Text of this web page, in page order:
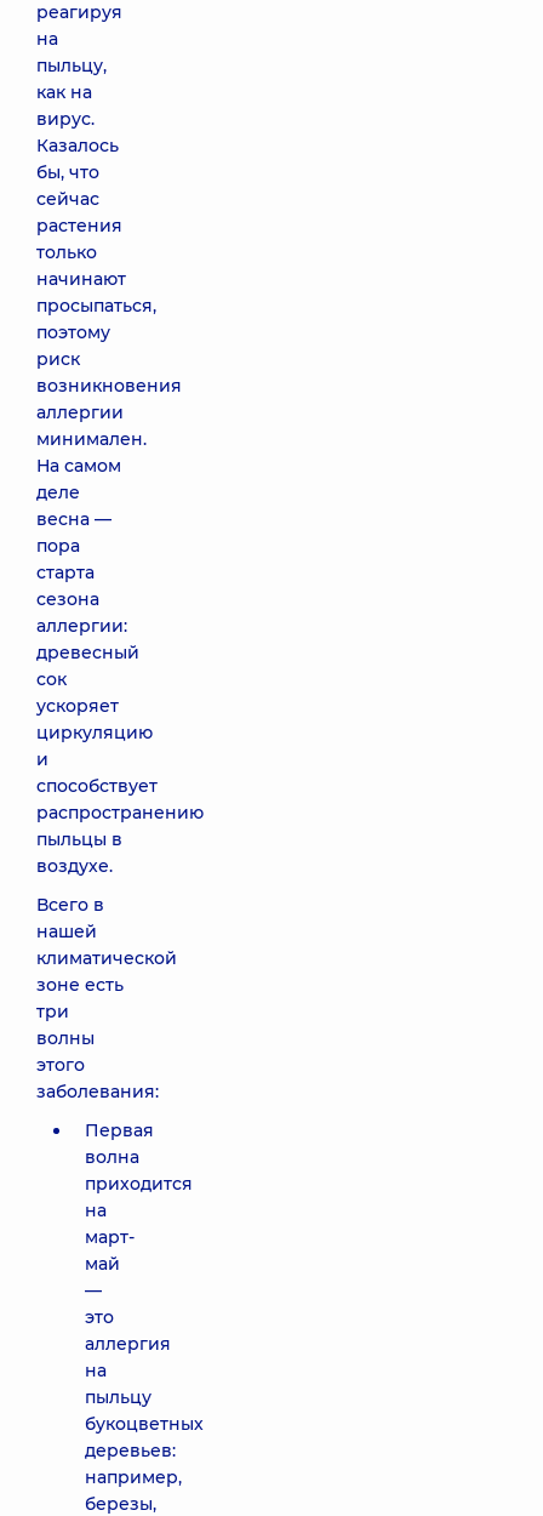
реагируя
на
пыльцу,
как на
вирус.
Казалось
бы, что
сейчас
растения
только
начинают
просыпаться,
поэтому
риск
возникновения
аллергии
минимален.
На самом
деле
весна —
пора
старта
сезона
аллергии:
древесный
сок
ускоряет
циркуляцию
и
способствует
распространению
пыльцы в
воздухе.
Всего в
нашей
климатической
зоне есть
три
волны
этого
заболевания:
Первая
волна
приходится
на
март-
май
—
это
аллергия
на
пыльцу
букоцветных
деревьев:
например,
березы,